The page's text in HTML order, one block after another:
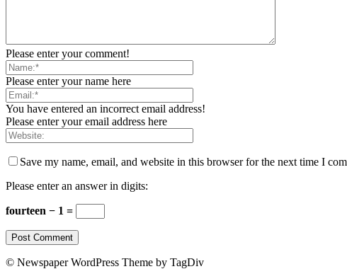
Please enter your comment!
Please enter your name here
You have entered an incorrect email address!
Please enter your email address here
Save my name, email, and website in this browser for the next time I
Please enter an answer in digits:
fourteen − 1 =
© Newspaper WordPress Theme by TagDiv